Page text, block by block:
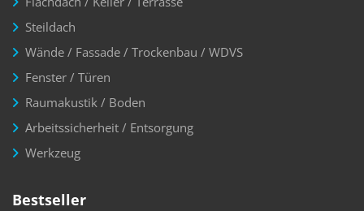
Steildach
Wände / Fassade / Trockenbau / WDVS
Fenster / Türen
Raumakustik / Boden
Arbeitssicherheit / Entsorgung
Werkzeug
Bestseller